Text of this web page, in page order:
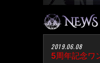
2019.06.08
5周年記念ワ